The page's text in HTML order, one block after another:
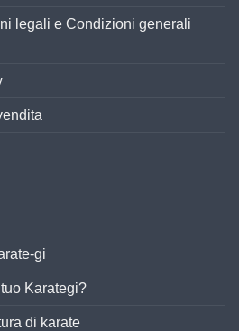
legali e Condizioni generali
gi
Karategi?
di karate